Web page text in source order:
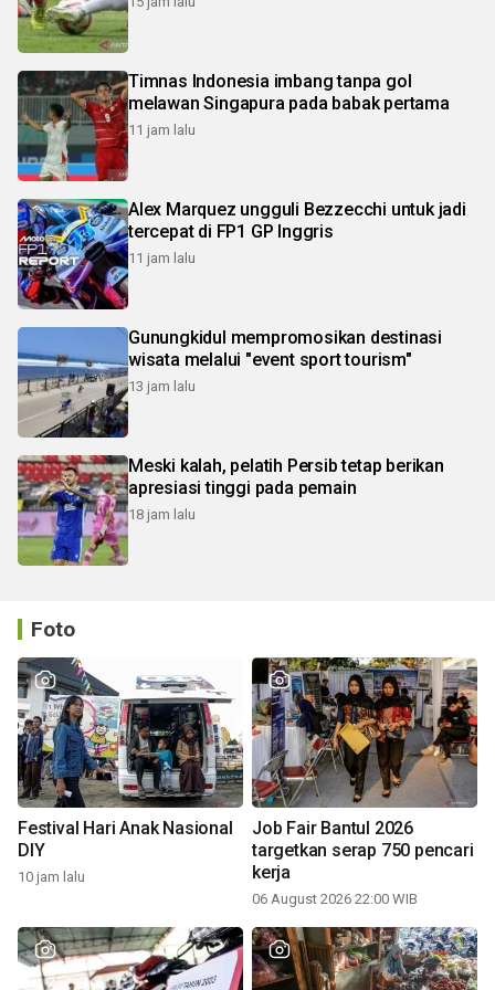
Timnas Indonesia imbang tanpa gol
melawan Singapura pada babak pertama
11 jam lalu
Alex Marquez ungguli Bezzecchi untuk jadi
tercepat di FP1 GP Inggris
11 jam lalu
Gunungkidul mempromosikan destinasi
wisata melalui "event sport tourism"
13 jam lalu
Meski kalah, pelatih Persib tetap berikan
apresiasi tinggi pada pemain
18 jam lalu
Foto
Festival Hari Anak Nasional
DIY
10 jam lalu
Job Fair Bantul 2026
targetkan serap 750 pencari
kerja
06 August 2026 22:00 WIB